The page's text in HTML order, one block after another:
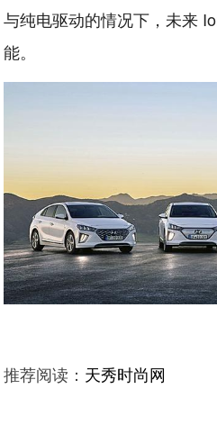
与纯电驱动的情况下，未来
能。
推荐阅读： 天秀时尚网